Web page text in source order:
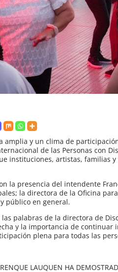
amplia y un clima de
de las Personas con
instituciones, artistas, familias
la presencia del intendente
la directora de la Oficina
público en general.
palabras de la directora de
y la importancia de
plena para todas las
LAUQUEN HA